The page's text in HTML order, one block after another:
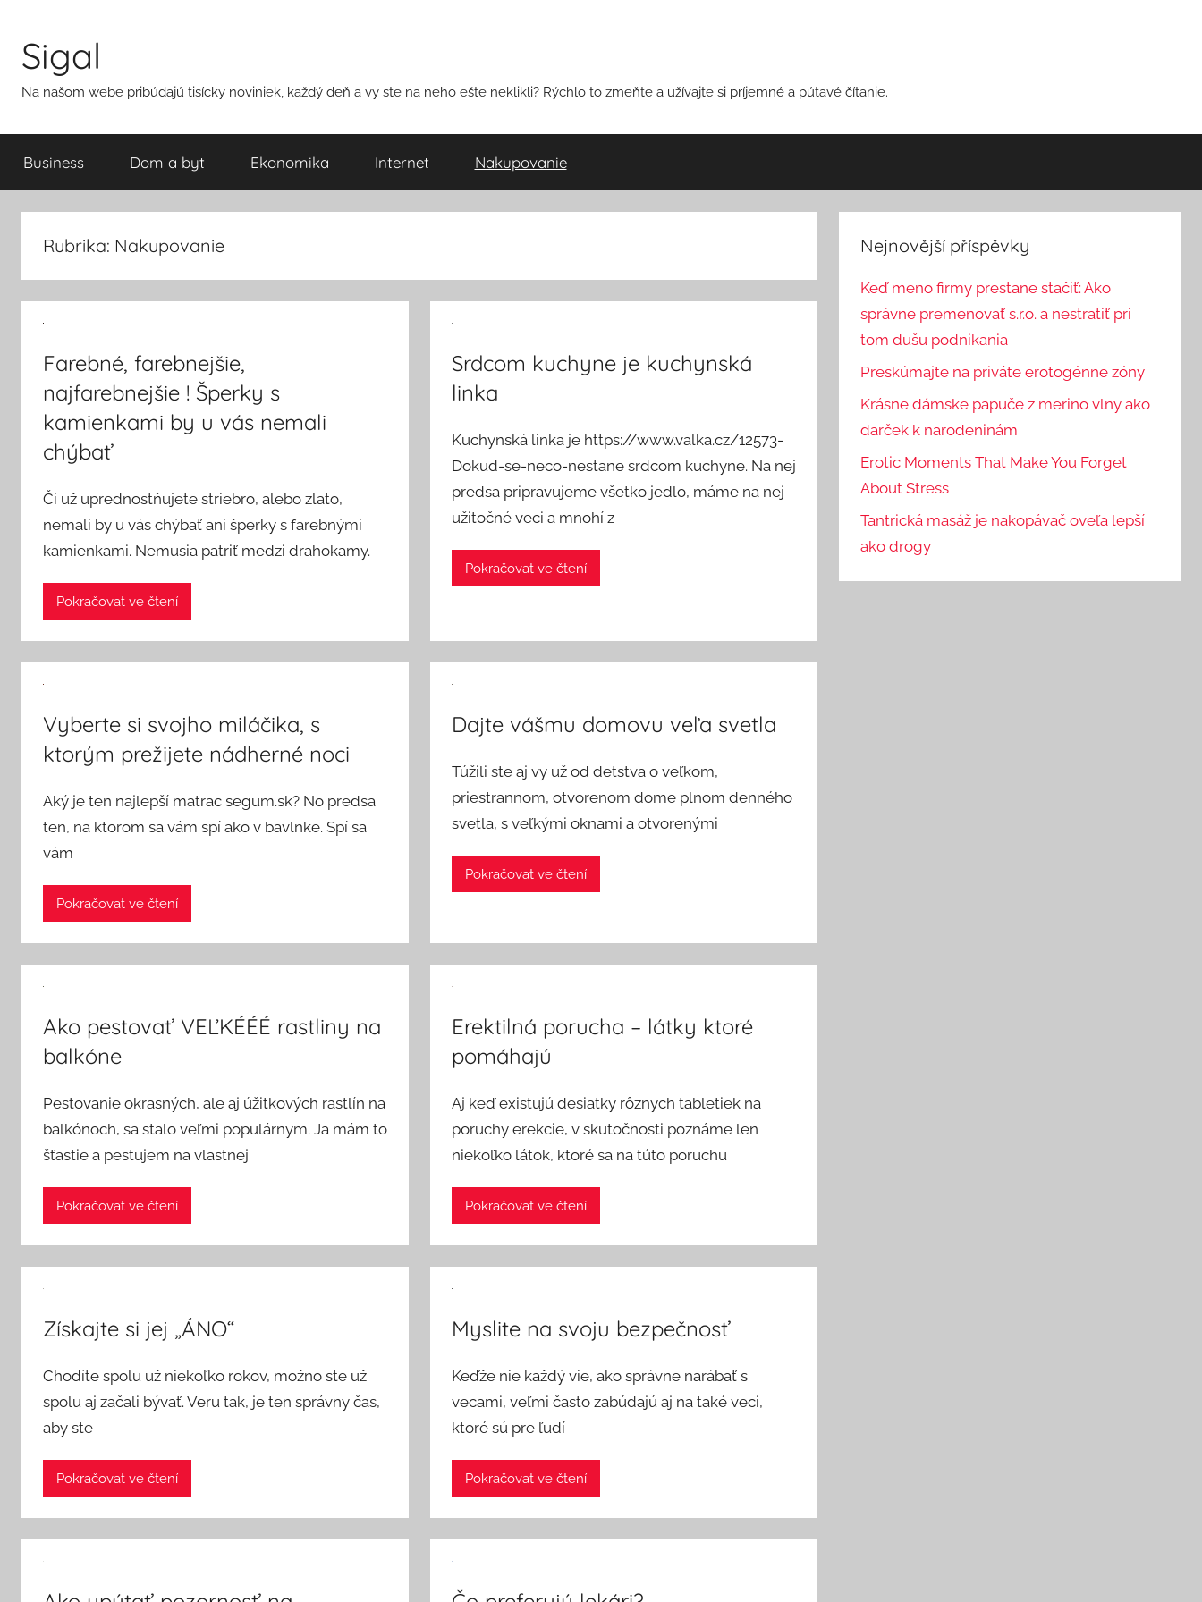
obsahuSigal
Na našom webe pribúdajú tisícky noviniek, každý deň a vy ste na neho ešte neklikli? Rýchlo to zmeňte a užívajte si príjemné a pútavé čítanie.
Business Dom a byt Ekonomika Internet Nakupovanie
Rubrika: Nakupovanie
Farebné, farebnejšie,
najfarebnejšie ! Šperky s
kamienkami by u vás nemali
chýbať
Či už uprednostňujete striebro, alebo zlato,
nemali by u vás chýbať ani šperky s farebnými
kamienkami. Nemusia patriť medzi drahokamy.
Pokračovat ve čtení
Srdcom kuchyne je kuchynská
linka
Kuchynská linka je https://www.valka.cz/12573-
Dokud-se-neco-nestane srdcom kuchyne. Na nej
predsa pripravujeme všetko jedlo, máme na nej
užitočné veci a mnohí z
Pokračovat ve čtení
Vyberte si svojho miláčika, s
ktorým prežijete nádherné noci
Aký je ten najlepší matrac segum.sk? No predsa
ten, na ktorom sa vám spí ako v bavlnke. Spí sa
vám
Pokračovat ve čtení
Dajte vášmu domovu veľa svetla
Túžili ste aj vy už od detstva o veľkom,
priestrannom, otvorenom dome plnom denného
svetla, s veľkými oknami a otvorenými
Pokračovat ve čtení
Ako pestovať VEĽKÉÉÉ rastliny na
balkóne
Pestovanie okrasných, ale aj úžitkových rastlín na
balkónoch, sa stalo veľmi populárnym. Ja mám to
šťastie a pestujem na vlastnej
Pokračovat ve čtení
Erektilná porucha – látky ktoré
pomáhajú
Aj keď existujú desiatky rôznych tabletiek na
poruchy erekcie, v skutočnosti poznáme len
niekoľko látok, ktoré sa na túto poruchu
Pokračovat ve čtení
Získajte si jej „ÁNO“
Chodíte spolu už niekoľko rokov, možno ste už
spolu aj začali bývať. Veru tak, je ten správny čas,
aby ste
Pokračovat ve čtení
Myslite na svoju bezpečnosť
Keďže nie každý vie, ako správne narábať s
vecami, veľmi často zabúdajú aj na také veci,
ktoré sú pre ľudí
Pokračovat ve čtení
Nejnovější příspěvky
Keď meno firmy prestane stačiť: Ako
správne premenovať s.r.o. a nestratiť pri
tom dušu podnikania
Preskúmajte na priváte erotogénne zóny
Krásne dámske papuče z merino vlny ako
darček k narodeninám
Erotic Moments That Make You Forget
About Stress
Tantrická masáž je nakopávač oveľa lepší
ako drogy